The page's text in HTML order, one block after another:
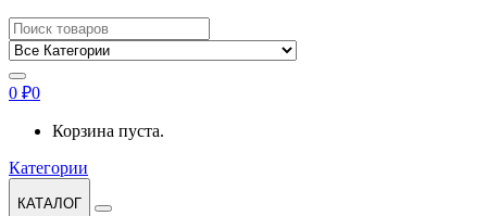
Найти:
0 ₽0
Корзина пуста.
Категории
КАТАЛОГ